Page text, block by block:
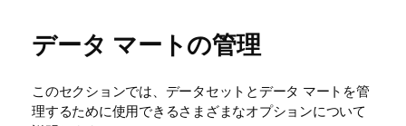
データ マートの管理
このセクションでは、データセットとデータ マートを管
理するために使用できるさまざまなオプションについて